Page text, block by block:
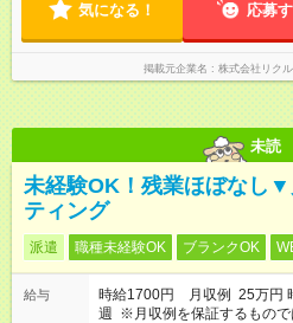
気になる！ 応募
掲載元企業名 株式会社リク
未読
未経験OK！残業ほぼなし
ティング
派遣 職種未経験OK ブランクOK
給与
時給1700円 月収例 25万円
週 ※月収例を保証するもの